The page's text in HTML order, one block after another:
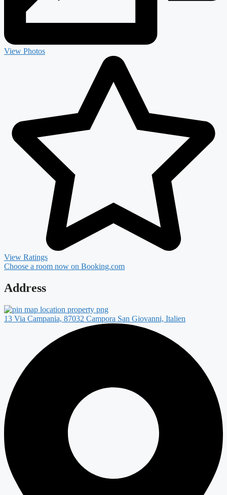
View Photos
View Ratings
Choose a room now on Booking.com
Address
13 Via Campania, 87032 Campora San Giovanni, Italien